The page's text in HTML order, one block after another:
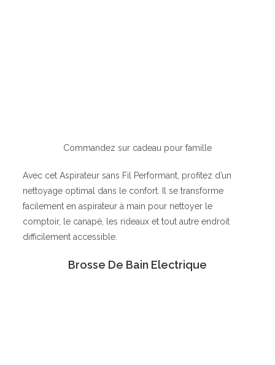
Commandez sur cadeau pour famille
Avec cet Aspirateur sans Fil Performant, profitez d’un
nettoyage optimal dans le confort. Il se transforme
facilement en aspirateur à main pour nettoyer le
comptoir, le canapé, les rideaux et tout autre endroit
difficilement accessible.
Brosse De Bain Electrique